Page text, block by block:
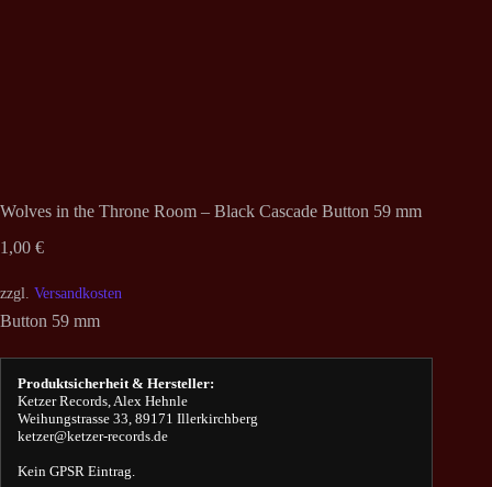
Wolves in the Throne Room – Black Cascade Button 59 mm
1,00 €
zzgl. Versandkosten
Button 59 mm
Produktsicherheit & Hersteller:
Ketzer Records, Alex Hehnle
Weihungstrasse 33, 89171 Illerkirchberg
ketzer@ketzer-records.de
Kein GPSR Eintrag.